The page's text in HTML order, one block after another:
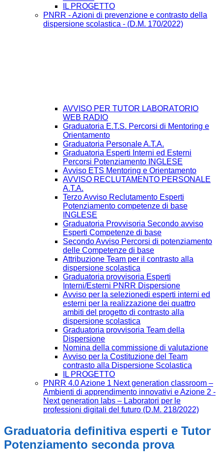
IL PROGETTO
PNRR - Azioni di prevenzione e contrasto della
dispersione scolastica - (D.M. 170/2022)
AVVISO PER TUTOR LABORATORIO
WEB RADIO
Graduatoria E.T.S. Percorsi di Mentoring e
Orientamento
Graduatoria Personale A.T.A.
Graduatoria Esperti Interni ed Esterni
Percorsi Potenziamento INGLESE
Avviso ETS Mentoring e Orientamento
AVVISO RECLUTAMENTO PERSONALE
A.T.A.
Terzo Avviso Reclutamento Esperti
Potenziamento competenze di base
INGLESE
Graduatoria Provvisoria Secondo avviso
Esperti Competenze di base
Secondo Avviso Percorsi di potenziamento
delle Competenze di base
Attribuzione Team per il contrasto alla
dispersione scolastica
Graduatoria provvisoria Esperti
Interni/Esterni PNRR Dispersione
Avviso per la selezionedi esperti interni ed
esterni per la realizzazione dei quattro
ambiti del progetto di contrasto alla
dispersione scolastica
Graduatoria provvisoria Team della
Dispersione
Nomina della commissione di valutazione
Avviso per la Costituzione del Team
contrasto alla Dispersione Scolastica
IL PROGETTO
PNRR 4.0 Azione 1 Next generation classroom –
Ambienti di apprendimento innovativi e Azione 2 -
Next generation labs – Laboratori per le
professioni digitali del futuro (D.M. 218/2022)
Graduatoria definitiva esperti e Tutor
Potenziamento seconda prova